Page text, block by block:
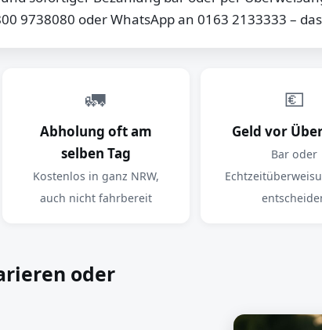
9738080 oder WhatsApp an 0163 2133333 –
🚛
Abholung oft am
selben Tag
Kostenlos in ganz NRW,
auch nicht fahrbereit
💶
Geld vor
Bar oder
oder